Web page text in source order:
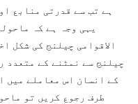
ہے تب سے قدرتی منابع
یہی وجہ ہے کہ
الاقوامی چیلنج کی شکل
چیلنج سے نمٹنے کے متعدد
کے انسان اس معاملے میں
طرف رجوع کریں تو